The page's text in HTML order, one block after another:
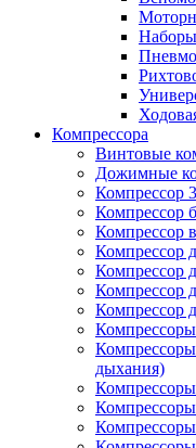
Наборы
Компрессора
Винтовые
Дожимные
Компрессор
Компрессор
Компрессор
Компрессор
Компрессор
Компрессор
Компрессор
Компрессоры
Компрессоры
дыхания)
Компрессоры
Компрессоры